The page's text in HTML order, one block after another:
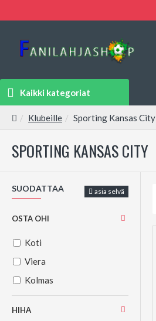
Kaikki kategoriat
Klubeille Sporting Kansas City
SPORTING KANSAS CITY
SUODATTAA asia selvä
OSTA OHI
Koti
Viera
Kolmas
HIHA